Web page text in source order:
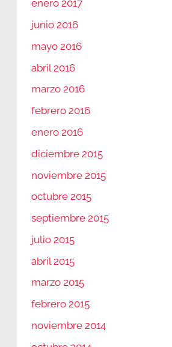
enero 2017
junio 2016
mayo 2016
abril 2016
marzo 2016
febrero 2016
enero 2016
diciembre 2015
noviembre 2015
octubre 2015
septiembre 2015
julio 2015
abril 2015
marzo 2015
febrero 2015
noviembre 2014